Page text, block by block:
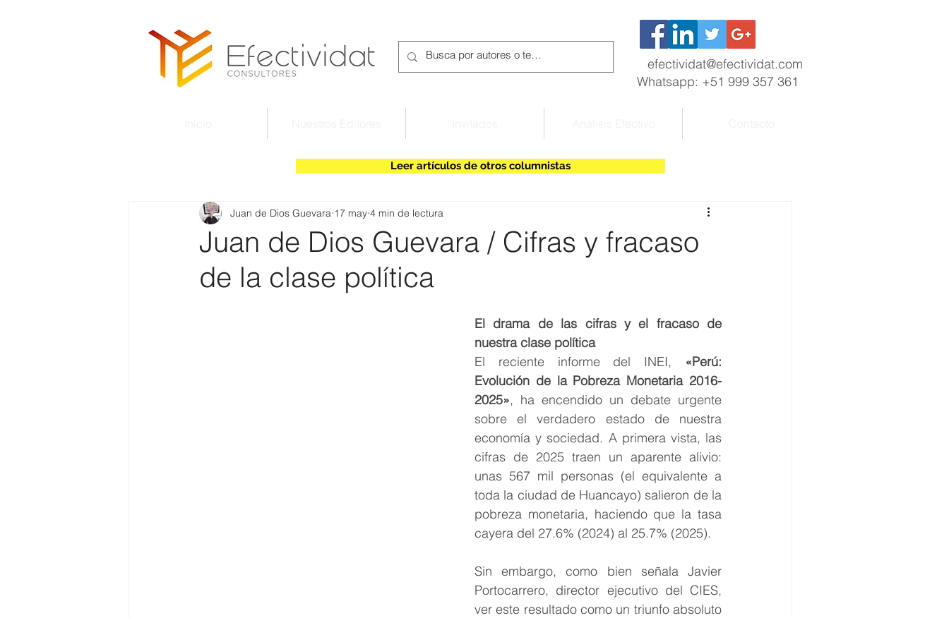
efectividat@efectividat.com
Whatsapp: +51 999 357 361
Leer artículos de otros columnistas
Juan de Dios Guevara / Cifras y fracaso
de la clase política
Juan de Dios Guevara 17 may 4 min de lectura
El drama de las cifras y el fracaso de
nuestra clase política
El reciente informe del INEI, «Perú:
Evolución de la Pobreza Monetaria 2016-
2025», ha encendido un debate urgente
sobre el verdadero estado de nuestra
economía y sociedad. A primera vista, las
cifras de 2025 traen un aparente alivio:
unas 567 mil personas (el equivalente a
toda la ciudad de Huancayo) salieron de la
pobreza monetaria, haciendo que la tasa
cayera del 27.6% (2024) al 25.7% (2025).
Sin embargo, como bien señala Javier
Portocarrero, director ejecutivo del CIES,
ver este resultado como un triunfo absoluto